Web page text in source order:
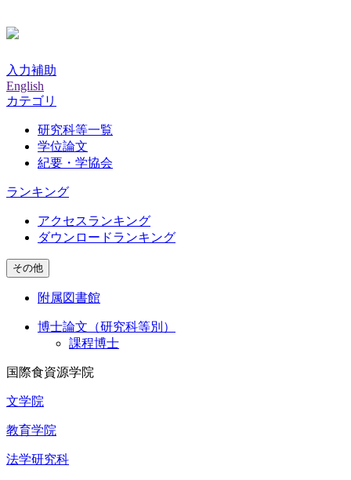
入力補助
English
カテゴリ
研究科等一覧
学位論文
紀要・学協会
ランキング
アクセスランキング
ダウンロードランキング
その他
附属図書館
博士論文（研究科等別）
課程博士
国際食資源学院
文学院
教育学院
法学研究科